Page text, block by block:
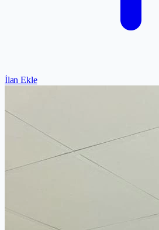
İlan Ekle